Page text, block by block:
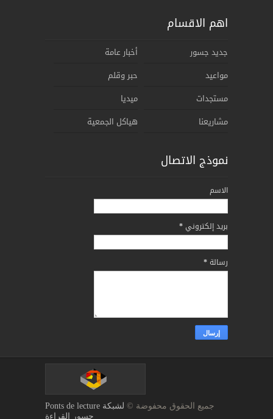
اهم الاقسام
جديد جسور
أخبار عامة
مواعيد
حبر وقلم
مستجدات
ميديا
مشاريعنا
هياكل الجمعية
نموذج الاتصال
الاسم
بريد إلكتروني*
رسالة*
جميع الحقوق محفوضة ©
لشبكة Ponts de lecture
جسور القراءة